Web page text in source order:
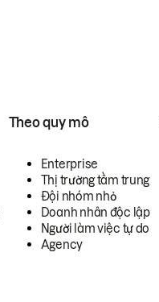
Theo quy mô
Enterprise
Thị trường tầm trung
Đội nhóm nhỏ
Doanh nhân độc lập
Người làm việc tự do
Agency